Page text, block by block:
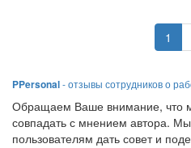
1
PPersonal- отзывы сотрудников о
Обращаем Ваше внимание, что
совпадать с мнением автора.
пользователям дать совет и